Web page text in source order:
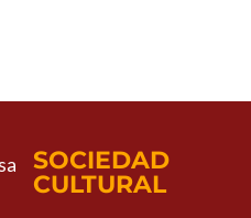
SOCIEDAD
CULTURAL